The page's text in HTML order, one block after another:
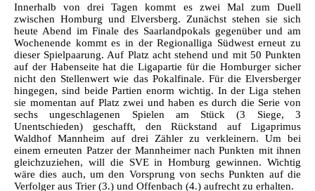
Innerhalb von drei Tagen kommt es zwei Mal zum Duell
zwischen Homburg und Elversberg. Zunächst stehen sie sich
heute Abend im Finale des Saarlandpokals gegenüber und am
Wochenende kommt es in der Regionalliga Südwest erneut zu
dieser Spielpaarung. Auf Platz acht stehend und mit 50 Punkten
auf der Habenseite hat die Ligapartie für die Homburger sicher
nicht den Stellenwert wie das Pokalfinale. Für die Elversberger
hingegen, sind beide Partien enorm wichtig. In der Liga stehen
sie momentan auf Platz zwei und haben es durch die Serie von
sechs ungeschlagenen Spielen am Stück (3 Siege, 3
Unentschieden) geschafft, den Rückstand auf Ligaprimus
Waldhof Mannheim auf drei Zähler zu verkleinern. Um bei
einem erneuten Patzer der Mannheimer nach Punkten mit ihnen
gleichzuziehen, will die SVE in Homburg gewinnen. Wichtig
wäre dies auch, um den Vorsprung von sechs Punkten auf die
Verfolger aus Trier (3.) und Offenbach (4.) aufrecht zu erhalten.